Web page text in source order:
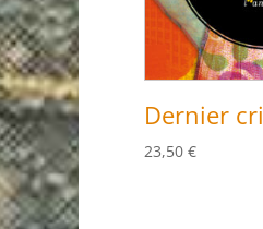
Dernier cri
23,50 €